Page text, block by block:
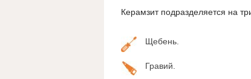
Керамзит подразделяется на
Щебень.
Гравий.